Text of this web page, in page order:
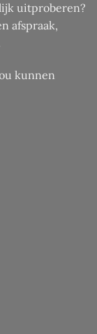
uitproberen?
afspraak,
kunnen